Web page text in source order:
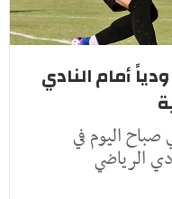
أمام النادي
صباح اليوم في
الرياضي